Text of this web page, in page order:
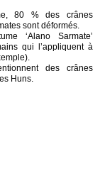
80 % des crânes
sont déformés.
‘Alano Sarmate’
qui l’appliquent à
des crânes
Huns.